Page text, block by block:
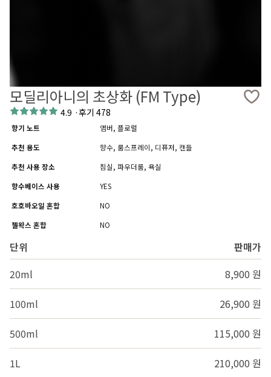
모딜리아니의 초상화 (FM Type)
4.9 ·후기 478
향기 노트
앰버, 플로럴
추천 용도
향수, 룸스프레이, 디퓨저, 캔들
추천 사용 장소
침실, 파우더룸, 욕실
향수베이스 사용
YES
호호바오일 혼합
NO
젤왁스 혼합
NO
단위
판매가
20ml
8,900 원
100ml 26,900 원
500ml 115,000 원
1L 210,000 원